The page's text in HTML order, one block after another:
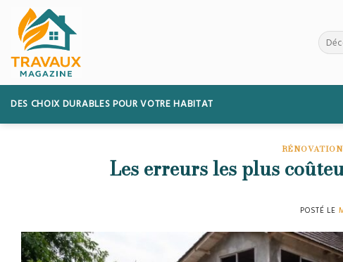
content
DES CHOIX DURABLES POUR VOTRE HABITAT
Les erreurs les plus
POSTÉ LE